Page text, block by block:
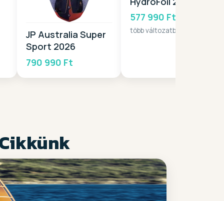
JP Australia Super
Sport 2026
790 990 Ft
577 990 Ft-tól
több változatban